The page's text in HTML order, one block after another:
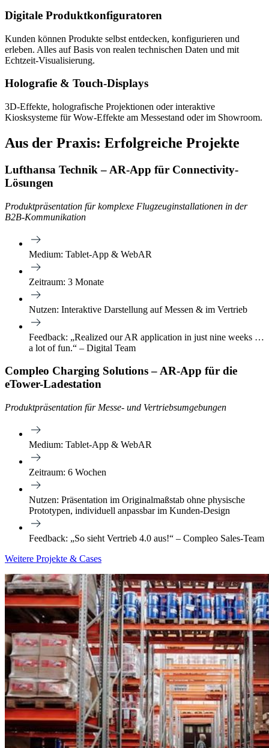
Digitale Produktkonfiguratoren
Kunden können Produkte selbst entdecken, konfigurieren und
erleben. Alles auf Basis von realen technischen Daten und mit
Echtzeit-Visualisierung.
Holografie & Touch-Displays
3D-Effekte, holografische Projektionen oder interaktive
Kiosksysteme für Wow-Effekte am Messestand oder im Showroom.
Aus der Praxis: Erfolgreiche Projekte
Lufthansa Technik – AR-App für Connectivity-
Lösungen
Produktpräsentation für komplexe Flugzeuginstallationen in der
B2B-Kommunikation
Medium: Tablet-App & WebAR
Zeitraum: 3 Monate
Nutzen: Interaktive Darstellung auf Messen & im Vertrieb
Feedback: „Realized our AR application in just nine weeks …
a lot of fun.“ – Digital Team
Compleo Charging Solutions – AR-App für die
eTower-Ladestation
Produktpräsentation für Messe- und Vertriebsumgebungen
Medium: Tablet-App & WebAR
Zeitraum: 6 Wochen
Nutzen: Präsentation im Originalmaßstab ohne physische
Prototypen, individuell anpassbar im Kunden-Design
Feedback: „So sieht Vertrieb 4.0 aus!“ – Compleo Sales-Team
Weitere Projekte & Cases